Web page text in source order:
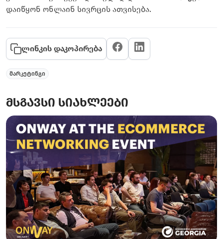
დაიწყონ ონლაინ სივრცის ათვისება.
მარკეტინგი
ლინკის დაკოპირება
მსგავსი სიახლეები